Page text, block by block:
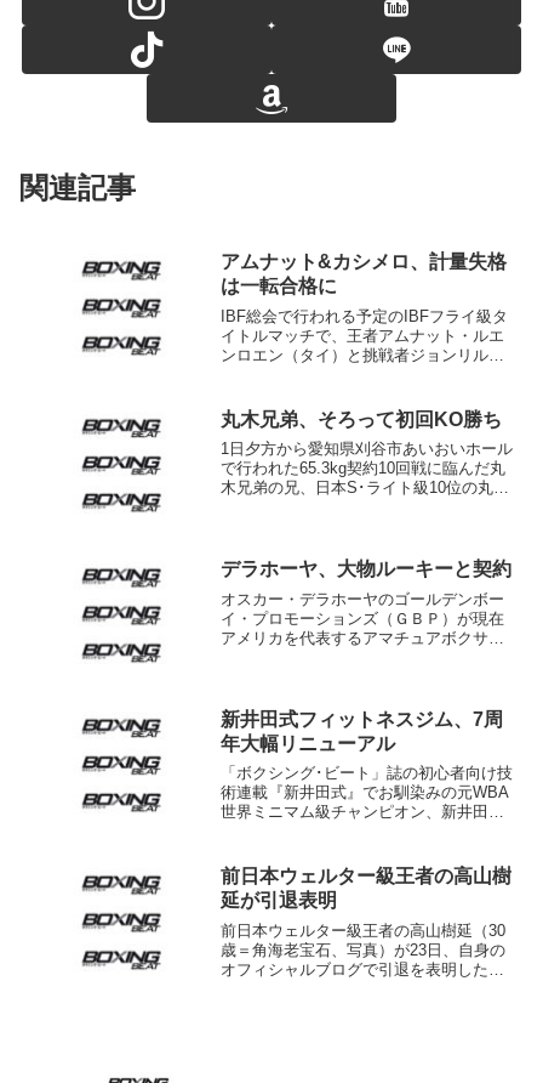
関連記事
アムナット&カシメロ、計量失格
は一転合格に
IBF総会で行われる予定のIBFフライ級タ
イトルマッチで、王者アムナット・ルエ
ンロエン（タイ）と挑戦者ジョンリル・
トラクションだった」と説明。その後行
った“本物の”...
丸木兄弟、そろって初回KO勝ち
1日夕方から愛知県刈谷市あいおいホール
で行われた65.3kg契約10回戦に臨んだ丸
木兄弟の兄、日本S･ライト級10位の丸木
回戦...
デラホーヤ、大物ルーキーと契約
オスカー・デラホーヤのゴールデンボー
イ・プロモーションズ（ＧＢＰ）が現在
アメリカを代表するアマチュアボクサー
ロナ五輪で金メダルを獲得...
新井田式フィットネスジム、7周
年大幅リニューアル
「ボクシング･ビート」誌の初心者向け技
術連載『新井田式』でお馴染みの元WBA
世界ミニマム級チャンピオン、新井田豊
ープンから7周年を迎え、新しく生まれ変
わった。...
前日本ウェルター級王者の高山樹
延が引退表明
前日本ウェルター級王者の高山樹延（30
歳＝角海老宝石、写真）が23日、自身の
オフィシャルブログで引退を表明した。